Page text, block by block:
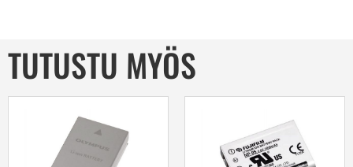
TUTUSTU MYÖS